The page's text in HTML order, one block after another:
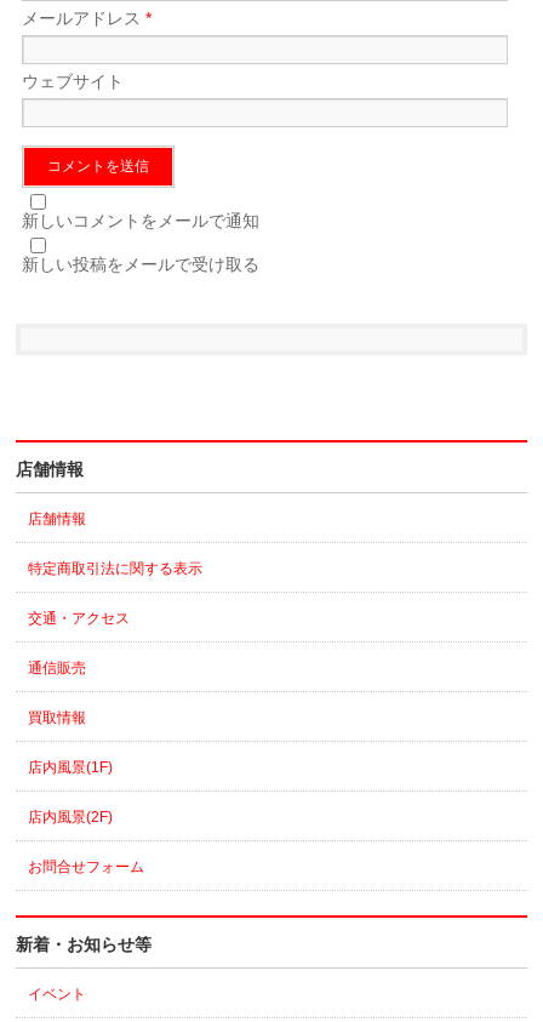
メールアドレス*
ウェブサイト
新しいコメントをメールで通知
新しい投稿をメールで受け取る
店舗情報
店舗情報
特定商取引法に関する表示
交通・アクセス
通信販売
買取情報
店内風景(1F)
店内風景(2F)
お問合せフォーム
新着・お知らせ等
イベント